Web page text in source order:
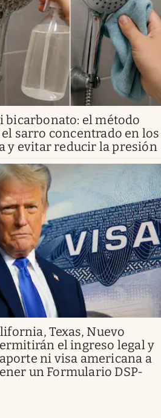
bicarbonato: el método
sarro concentrado en los
y evitar reducir la presión
Texas, Nuevo
el ingreso legal y
ni visa americana a
un Formulario DSP-